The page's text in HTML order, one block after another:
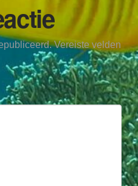
Vereiste velden